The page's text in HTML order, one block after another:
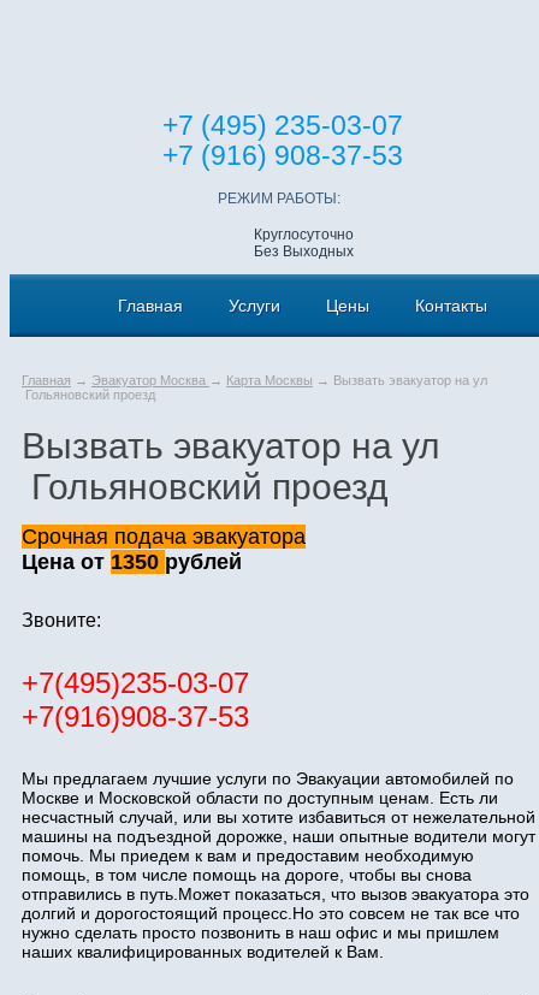
+7 (495) 235-03-07
+7 (916) 908-37-53
РЕЖИМ РАБОТЫ:
Круглосуточно
Без Выходных
Главная Услуги Цены Контакты
Главная → Эвакуатор Москва → Карта Москвы → Вызвать эвакуатор на ул
Гольяновский проезд
Вызвать эвакуатор на ул
Гольяновский проезд
Срочная подача эвакуатора
Цена от 1350 рублей
Звоните:
+7(495)235-03-07
+7(916)908-37-53
Мы предлагаем лучшие услуги по Эвакуации автомобилей по
Москве и Московской области по доступным ценам. Есть ли
несчастный случай, или вы хотите избавиться от нежелательной
машины на подъездной дорожке, наши опытные водители могут
помочь. Мы приедем к вам и предоставим необходимую
помощь, в том числе помощь на дороге, чтобы вы снова
отправились в путь.Может показаться, что вызов эвакуатора это
долгий и дорогостоящий процесс.Но это совсем не так все что
нужно сделать просто позвонить в наш офис и мы пришлем
наших квалифицированных водителей к Вам.